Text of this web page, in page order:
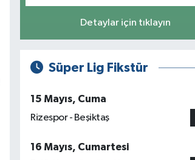
Detaylar için tıklayın
Süper Lig Fikstür
15 Mayıs, Cuma
Rizespor - Beşiktaş
16 Mayıs, Cumartesi